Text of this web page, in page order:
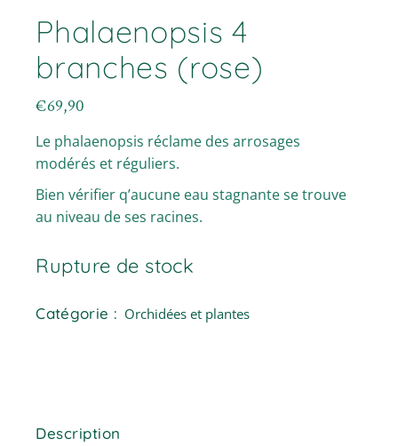
Phalaenopsis 4
branches (rose)
€69,90
Le phalaenopsis réclame des arrosages
modérés et réguliers.
Bien vérifier q’aucune eau stagnante se trouve
au niveau de ses racines.
Rupture de stock
Catégorie : Orchidées et plantes
Description